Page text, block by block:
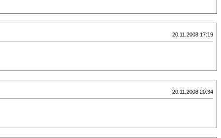
20.11.2008 17:19
20.11.2008 20:34